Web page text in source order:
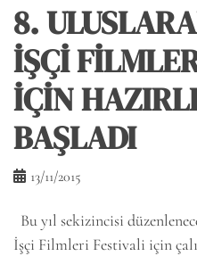
8.
İŞÇİ
İÇİN
BAŞLADI
13/11/2015
Bu yıl sekizincisi
İşçi Filmleri Festivali için